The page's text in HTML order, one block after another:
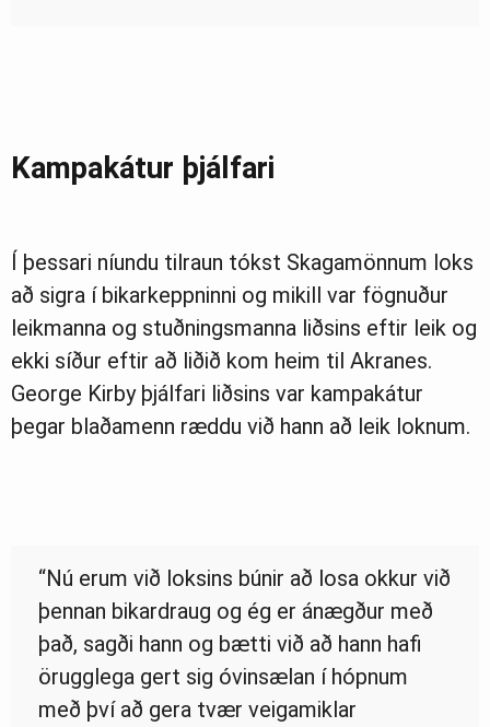
Kampakátur þjálfari
Í þessari níundu tilraun tókst Skagamönnum loks
að sigra í bikarkeppninni og mikill var fögnuður
leikmanna og stuðningsmanna liðsins eftir leik og
ekki síður eftir að liðið kom heim til Akranes.
George Kirby þjálfari liðsins var kampakátur
þegar blaðamenn ræddu við hann að leik loknum.
“Nú erum við loksins búnir að losa okkur við
þennan bikardraug og ég er ánægður með
það, sagði hann og bætti við að hann hafi
örugglega gert sig óvinsælan í hópnum
með því að gera tvær veigamiklar